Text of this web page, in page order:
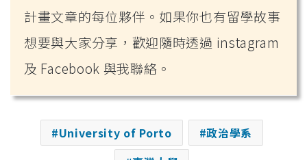
計畫文章的每位夥伴。如果你也有留學故事
想要與大家分享，歡迎隨時透過 instagram
及 Facebook 與我聯絡。
University of Porto
政治學系